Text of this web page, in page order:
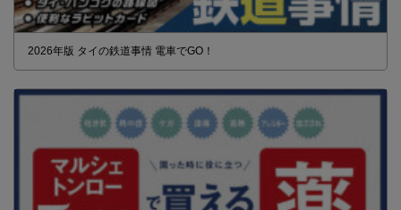
2026年版 タイの鉄道事情 電車でGO！